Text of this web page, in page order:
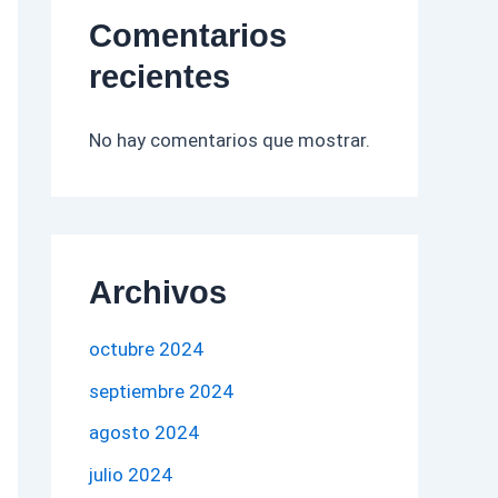
Comentarios
recientes
No hay comentarios que mostrar.
Archivos
octubre 2024
septiembre 2024
agosto 2024
julio 2024